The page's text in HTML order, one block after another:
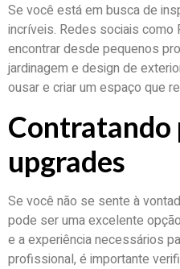
Se você está em busca de
incríveis. Redes sociais
encontrar desde pequenos
jardinagem e design de
ousar e criar um espaço que
Contratando
upgrades
Se você não se sente à
pode ser uma excelente
e a experiência necessários
profissional, é importante